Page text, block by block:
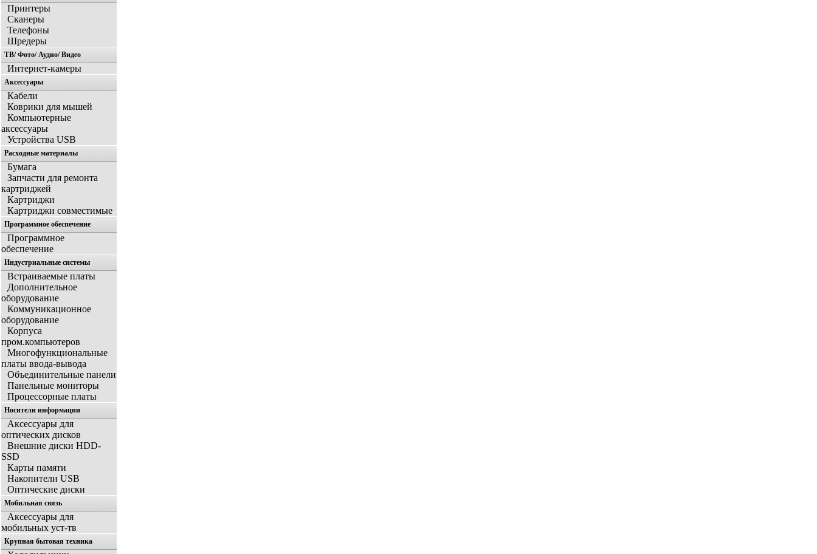
Принтеры
Сканеры
Телефоны
Шредеры
ТВ/ Фото/ Аудио/ Видео
Интернет-камеры
Аксессуары
Кабели
Коврики для мышей
Компьютерные
аксессуары
Устройства USB
Расходные материалы
Бумага
Запчасти для ремонта
картриджей
Картриджи
Картриджи совместимые
Программное обеспечение
Программное
обеспечение
Индустриальные системы
Встраиваемые платы
Дополнительное
оборудование
Коммуникационное
оборудование
Корпуса
пром.компьютеров
Многофункциональные
платы ввода-вывода
Объединительные панели
Панельные мониторы
Процессорные платы
Носители информации
Аксессуары для
оптических дисков
Внешние диски HDD-
SSD
Карты памяти
Накопители USB
Оптические диски
Мобильная связь
Аксессуары для
мобильных уст-тв
Крупная бытовая техника